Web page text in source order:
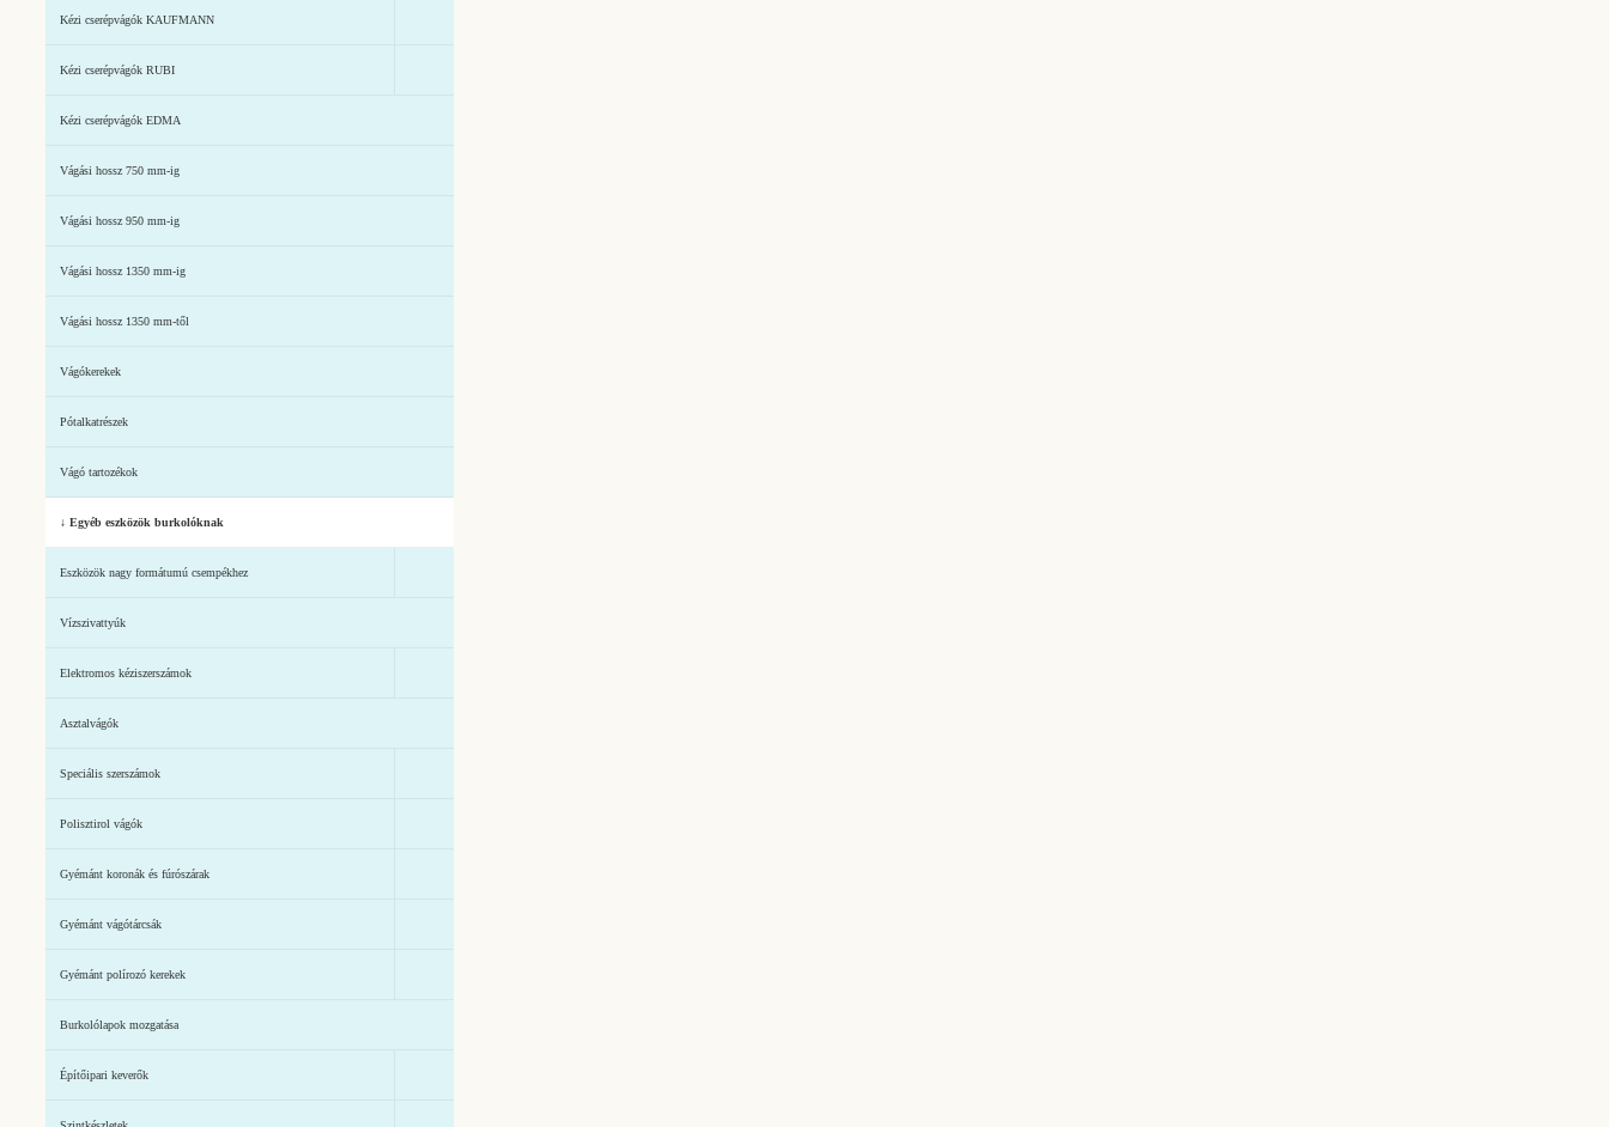
Kézi cserépvágók KAUFMANN
Kézi cserépvágók RUBI
Kézi cserépvágók EDMA
Vágási hossz 750 mm-ig
Vágási hossz 950 mm-ig
Vágási hossz 1350 mm-ig
Vágási hossz 1350 mm-től
Vágókerekek
Pótalkatrészek
Vágó tartozékok
↓ Egyéb eszközök burkolóknak
Eszközök nagy formátumú csempékhez
Vízszivattyúk
Elektromos kéziszerszámok
Asztalvágók
Speciális szerszámok
Polisztirol vágók
Gyémánt koronák és fúrószárak
Gyémánt vágótárcsák
Gyémánt polírozó kerekek
Burkolólapok mozgatása
Építőipari keverők